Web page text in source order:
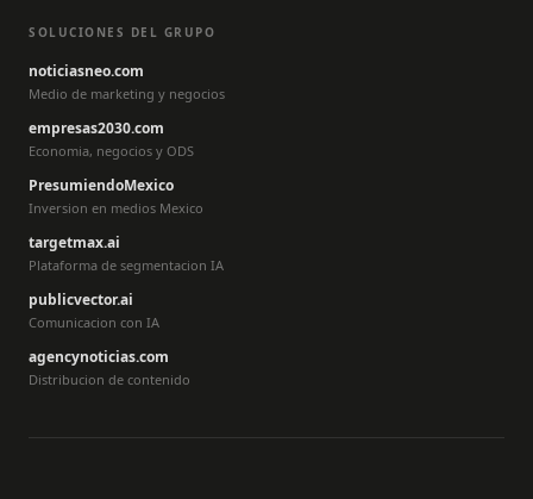
SOLUCIONES DEL GRUPO
noticiasneo.com
Medio de marketing y negocios
empresas2030.com
Economia, negocios y ODS
PresumiendoMexico
Inversion en medios Mexico
targetmax.ai
Plataforma de segmentacion IA
publicvector.ai
Comunicacion con IA
agencynoticias.com
Distribucion de contenido